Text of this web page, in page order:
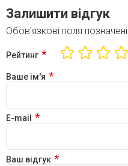
Залишити відгук
Обов'язкові поля позначені
Рейтинг *
Ваше ім'я *
E-mail *
Ваш відгук *